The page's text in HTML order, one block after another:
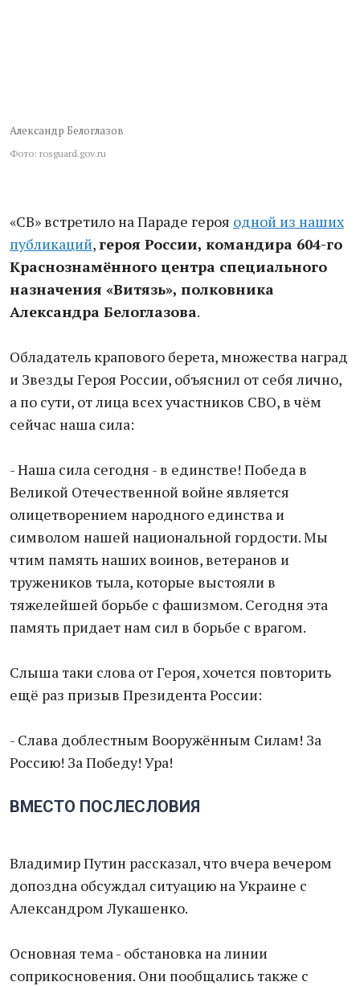
Александр Белоглазов
Фото: rosguard.gov.ru
«СВ» встретило на Параде героя одной из наших
публикаций,героя России, командира 604-го
Краснознамённого центра специального
назначения «Витязь», полковника
Александра Белоглазова.
Обладатель крапового берета, множества наград
и Звезды Героя России, объяснил от себя лично,
а по сути, от лица всех участников СВО, в чём
сейчас наша сила:
- Наша сила сегодня - в единстве! Победа в
Великой Отечественной войне является
олицетворением народного единства и
символом нашей национальной гордости. Мы
чтим память наших воинов, ветеранов и
тружеников тыла, которые выстояли в
тяжелейшей борьбе с фашизмом. Сегодня эта
память придает нам сил в борьбе с врагом.
Слыша таки слова от Героя, хочется повторить
ещё раз призыв Президента России:
- Слава доблестным Вооружённым Силам! За
Россию! За Победу! Ура!
ВМЕСТО ПОСЛЕСЛОВИЯ
Владимир Путин рассказал, что вчера вечером
допоздна обсуждал ситуацию на Украине с
Александром Лукашенко.
Основная тема - обстановка на линии
соприкосновения. Они пообщались также с